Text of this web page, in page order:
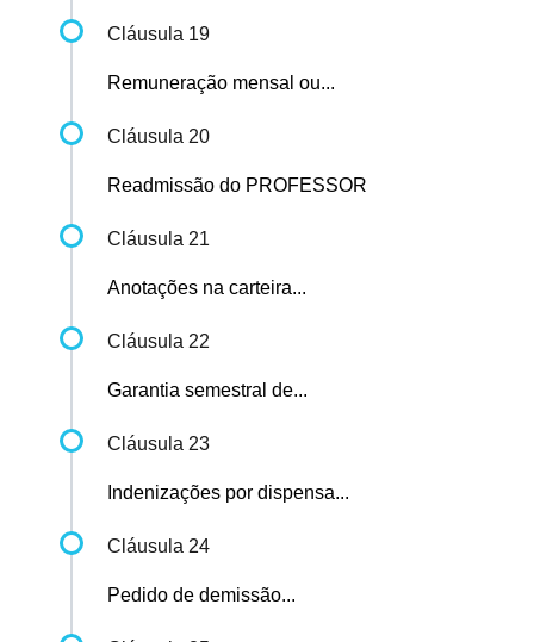
Cláusula 19
Remuneração mensal ou...
Cláusula 20
Readmissão do PROFESSOR
Cláusula 21
Anotações na carteira...
Cláusula 22
Garantia semestral de...
Cláusula 23
Indenizações por dispensa...
Cláusula 24
Pedido de demissão...